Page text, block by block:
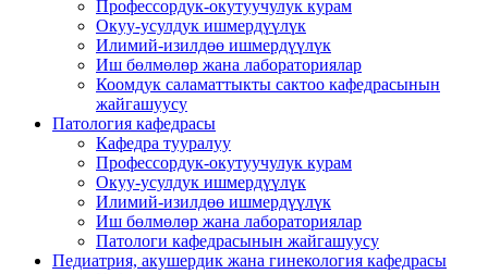
Профессордук-окутуучулук курам
Окуу-усулдук ишмердүүлүк
Илимий-изилдөө ишмердүүлүк
Иш бөлмөлөр жана лабораториялар
Коомдук саламаттыкты сактоо кафедрасынын
жайгашуусу
Патология кафедрасы
Кафедра тууралуу
Профессордук-окутуучулук курам
Окуу-усулдук ишмердүүлүк
Илимий-изилдөө ишмердүүлүк
Иш бөлмөлөр жана лабораториялар
Патологи кафедрасынын жайгашуусу
Педиатрия, акушердик жана гинекология кафедрасы